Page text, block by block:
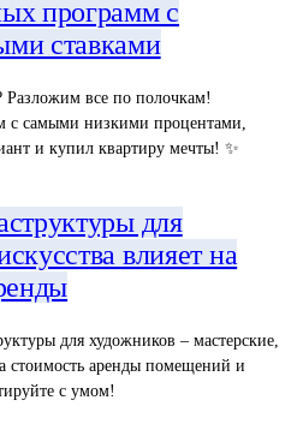
программ с
ставками
Разложим все по полочкам!
с самыми низкими процентами,
и купил квартиру мечты! ✨
для
влияет на
для художников – мастерские,
стоимость аренды помещений и
с умом!